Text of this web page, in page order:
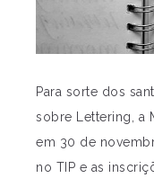
Para sorte dos
sobre Lettering, a
em 30 de
no TIP e as